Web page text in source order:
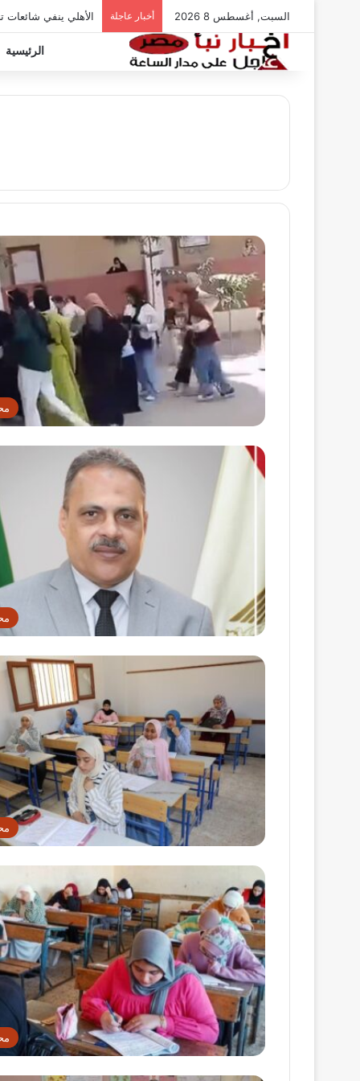
السبت, أغسطس 8 2026 أخبار عاجلة الأهلي ينفي
الرئيسية